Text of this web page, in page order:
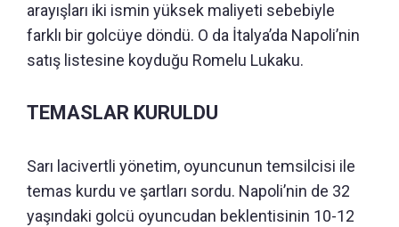
arayışları iki ismin yüksek maliyeti sebebiyle
farklı bir golcüye döndü. O da İtalya’da Napoli’nin
satış listesine koyduğu Romelu Lukaku.
TEMASLAR KURULDU
Sarı lacivertli yönetim, oyuncunun temsilcisi ile
temas kurdu ve şartları sordu. Napoli’nin de 32
yaşındaki golcü oyuncudan beklentisinin 10-12